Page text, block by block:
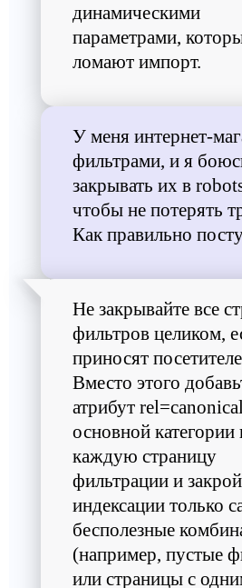
динамическими
параметрами,
ломают импорт.
У меня интернет-
фильтрами, и я
закрывать их в
чтобы не потерять
Как правильно
Не закрывайте все
фильтров целиком,
приносят
Вместо этого
атрибут
основной категории
каждую страницу
фильтрации и
индексации только
бесполезные
(например, пустые
или страницы с